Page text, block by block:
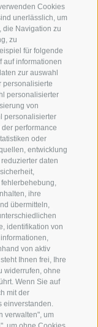
Cookies
unerlässlich, um
die Navigation zu
zu
für folgende
auf informationen
zur auswahl
personalisierte
personalisierter
von
personalisierter
performance
oder
entwicklung
daten
ihre
übermitteln,
identifikation von
von aktiv
Ihnen frei, Ihre
widerrufen, ohne
Wenn Sie auf
mit der
verwalten", um